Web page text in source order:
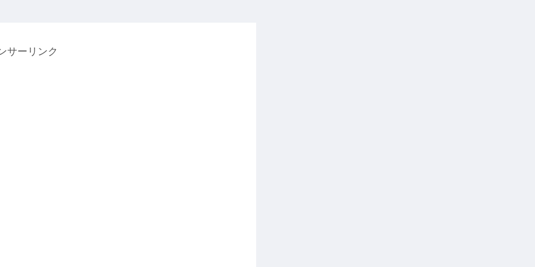
サーリンク